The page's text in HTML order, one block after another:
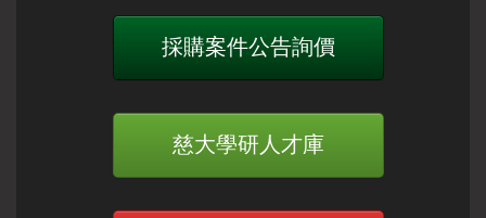
採購案件公告詢價
慈大學研人才庫